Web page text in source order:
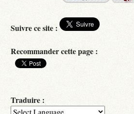
Suivre ce site :
Recommander cette page :
Traduire :